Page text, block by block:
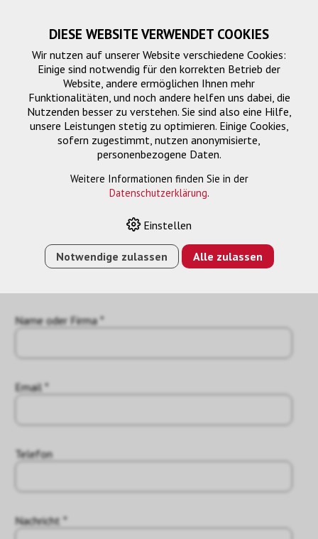
Kontaktformular
Sie haben Fragen zu unseren Präsentationslösungen,
wünschen eine individuelle Beratung für Ihre Schule oder
möchten ein konkretes Projekt besprechen? Vereinbaren Sie
jetzt einen Termin mit einem unserer Experten – wir beraten
Name oder Firma *
Email *
Telefon
Nachricht *
DIESE WEBSITE VERWENDET COOKIES
Wir nutzen auf unserer Website verschiedene Cookies:
Einige sind notwendig für den korrekten Betrieb der
Website, andere ermöglichen Ihnen mehr
Funktionalitäten, und noch andere helfen uns dabei, die
Nutzenden besser zu verstehen. Sie sind also eine Hilfe,
unsere Leistungen stetig zu optimieren. Einige Cookies,
sofern zugestimmt, nutzen anonymisierte,
personenbezogene Daten.
Weitere Informationen finden Sie in der
Datenschutzerklärung.
Einstellen
Notwendige zulassen Alle zulassen